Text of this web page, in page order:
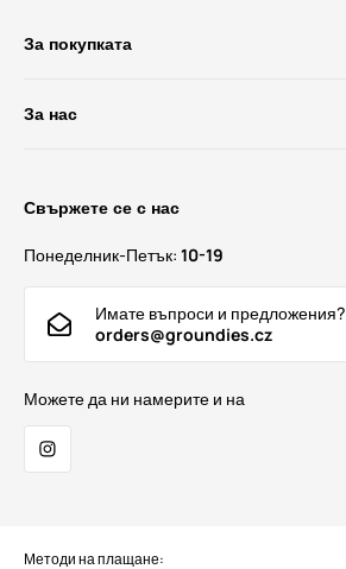
За покупката
За нас
Свържете се с нас
Понеделник-Петък: 10-19
Имате въпроси и предложения?
orders@groundies.cz
Можете да ни намерите и на
Методи на плащане: